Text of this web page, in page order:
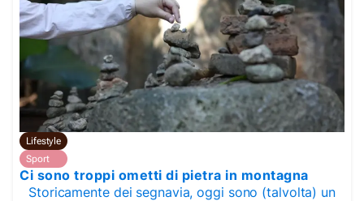
Lifestyle
Sport
Ci sono troppi ometti di pietra in montagna
Storicamente dei segnavia, oggi sono (talvolta) un